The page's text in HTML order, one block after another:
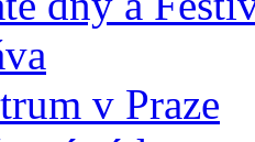
v Praze